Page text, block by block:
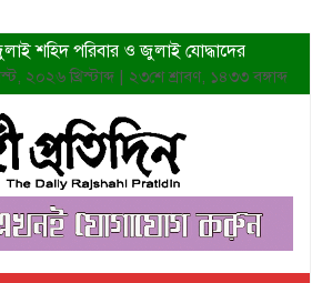
শহিদ পরিবার ও জুলাই যোদ্ধাদের
এখনো পূরণ হয়নি: ডা. শফিকুর রহমান
যে ৫ কাজ করবেন
জাদুঘরের দুয়ার খুলেছে উদ্বোধন করলেন
সিনেমার লুক
নেইমারের দুর্দান্ত অ্যাসিস্টে সান্তোস
রাশিয়ার ড্রোন বাহিনীর প্রধান হলেন
আত্মত্যাগ জাতি চিরকাল শ্রদ্ধার সাথে
খ্রিস্টাব্দ | ২৩শে শ্রাবণ, ১৪৩৩ বঙ্গাব্দ